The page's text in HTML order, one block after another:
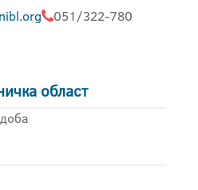
051/322-780
област